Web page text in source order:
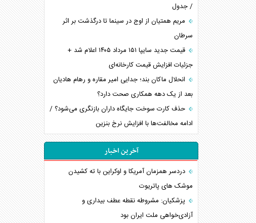
/ جدول
مریم همتیان از اوج در سینما تا درگذشت بر اثر
سرطان
قیمت جدید سایپا ۱۵۱ مرداد ۱۴۰۵ اعلام شد +
جزئیات افزایش قیمت کارخانه‌ای
انحلال ماکان بند؛ جدایی امیر مقاره و رهام هادیان
بعد از یک دهه همکاری صحت دارد؟
حذف کارت سوخت جایگاه داران بازنگری می‌شود؟ /
ادامه مخالفت‌ها با افزایش نرخ بنزین
آخرین اخبار
دردسر همزمان آمریکا و اوکراین با ته کشیدن
موشک های پاتریوت
پزشکیان: مشروطه نقطه عطف بیداری و
آزادی‌خواهی ملت ایران بود